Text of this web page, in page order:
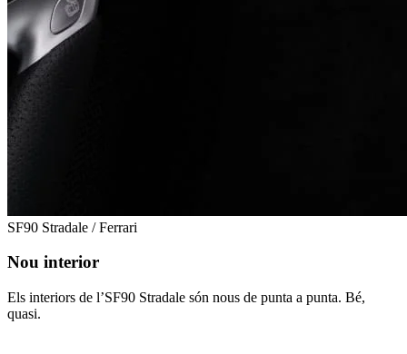
SF90 Stradale / Ferrari
Nou interior
Els interiors de l’SF90 Stradale són nous de punta a punta. Bé,
quasi.